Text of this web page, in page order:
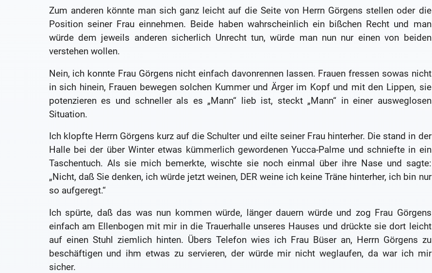
Zum anderen könnte man sich ganz leicht auf die Seite von Herrn Görgens stellen oder die
Position seiner Frau einnehmen. Beide haben wahrscheinlich ein bißchen Recht und man
würde dem jeweils anderen sicherlich Unrecht tun, würde man nun nur einen von beiden
verstehen wollen.
Nein, ich konnte Frau Görgens nicht einfach davonrennen lassen. Frauen fressen sowas nicht
in sich hinein, Frauen bewegen solchen Kummer und Ärger im Kopf und mit den Lippen, sie
potenzieren es und schneller als es „Mann“ lieb ist, steckt „Mann“ in einer ausweglosen
Situation.
Ich klopfte Herrn Görgens kurz auf die Schulter und eilte seiner Frau hinterher. Die stand in der
Halle bei der über Winter etwas kümmerlich gewordenen Yucca-Palme und schniefte in ein
Taschentuch. Als sie mich bemerkte, wischte sie noch einmal über ihre Nase und sagte:
„Nicht, daß Sie denken, ich würde jetzt weinen, DER weine ich keine Träne hinterher, ich bin nur
so aufgeregt.“
Ich spürte, daß das was nun kommen würde, länger dauern würde und zog Frau Görgens
einfach am Ellenbogen mit mir in die Trauerhalle unseres Hauses und drückte sie dort leicht
auf einen Stuhl ziemlich hinten. Übers Telefon wies ich Frau Büser an, Herrn Görgens zu
beschäftigen und ihm etwas zu servieren, der würde mir nicht weglaufen, da war ich mir
sicher.